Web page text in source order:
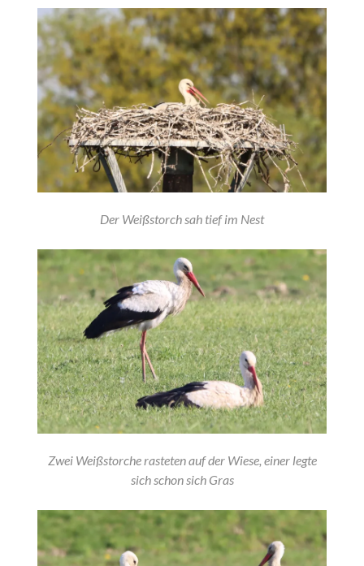
Der Weißstorch sah tief im Nest
Zwei Weißstorche rasteten auf der Wiese, einer legte
sich schon sich Gras